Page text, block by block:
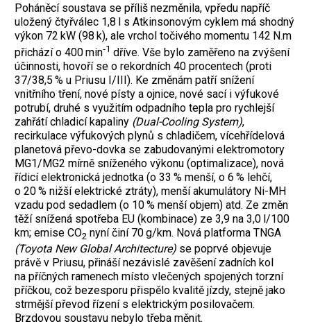
Poháněcí soustava se příliš nezměnila, vpředu napříč
uložený čtyřválec 1,8 l s Atkinsonovým cyklem má shodný
výkon 72 kW (98 k), ale vrchol točivého momentu 142 N.m
přichází o 400 min‑1 dříve. Vše bylo zaměřeno na zvýšení
účinnosti, hovoří se o rekordních 40 procentech (proti
37/38,5 % u Priusu I/III). Ke změnám patří snížení
vnitřního tření, nové písty a ojnice, nové sací i výfukové
potrubí, druhé s využitím odpadního tepla pro rychlejší
zahřátí chladicí kapaliny (Dual-Cooling System),
recirkulace výfukových plynů s chladičem, vícehřídelová
planetová převo-dovka se zabudovanými elektromotory
MG1/MG2 mírně sníženého výkonu (optimalizace), nová
řídicí elektronická jednotka (o 33 % menší, o 6 % lehčí,
o 20 % nižší elektrické ztráty), menší akumulátory Ni-MH
vzadu pod sedadlem (o 10 % menší objem) atd. Ze změn
těží snížená spotřeba EU (kombinace) ze 3,9 na 3,0 l/100
km; emise CO2 nyní činí 70 g/km. Nová platforma TNGA
(Toyota New Global Architecture) se poprvé objevuje
právě v Priusu, přináší nezávislé zavěšení zadních kol
na příčných ramenech místo vlečených spojených torzní
příčkou, což bezesporu přispělo kvalitě jízdy, stejně jako
strmější převod řízení s elektrickým posilovačem.
Brzdovou soustavu nebylo třeba měnit.